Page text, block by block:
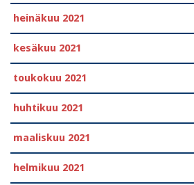
heinäkuu 2021
kesäkuu 2021
toukokuu 2021
huhtikuu 2021
maaliskuu 2021
helmikuu 2021